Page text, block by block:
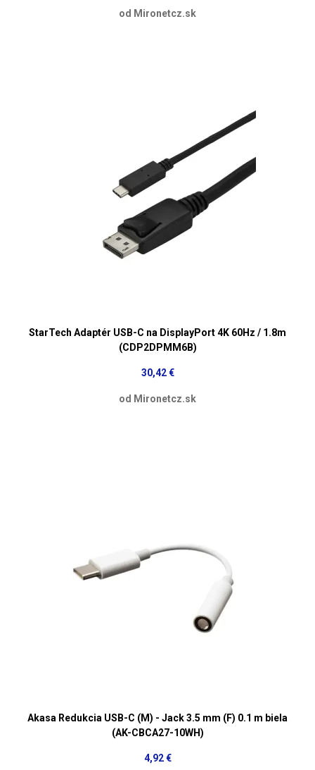
od Mironetcz.sk
StarTech Adaptér USB-C na DisplayPort 4K 60Hz / 1.8m
(CDP2DPMM6B)
30,42 €
od Mironetcz.sk
Akasa Redukcia USB-C (M) - Jack 3.5 mm (F) 0.1 m biela
(AK-CBCA27-10WH)
4,92 €